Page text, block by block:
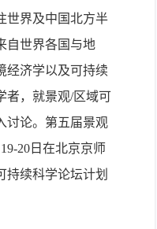
世界及中国北方半
自世界各国与地
经济学以及可持续
者，就景观/区域可
讨论。第五届景观
19-20 日在北京京师
持续科学论坛计划